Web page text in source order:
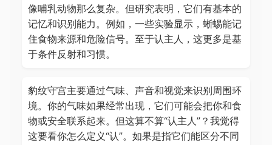
像哺乳动物那么复杂。但研究表明，它们有基本的
记忆和识别能力。例如，一些实验显示，蜥蜴能记
住食物来源和危险信号。至于认主人，这更多是基
于条件反射和习惯。
豹纹守宫主要通过气味、声音和视觉来识别周围环
境。你的气味如果经常出现，它们可能会把你和食
物或安全联系起来。但这算不算“认主人”？我觉得
这要看你怎么定义“认”。如果是指它们能区分不同